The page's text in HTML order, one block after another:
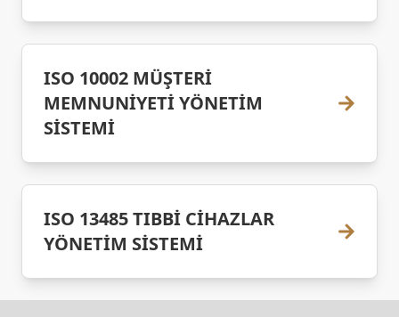
ISO 10002 MÜŞTERİ
MEMNUNİYETİ YÖNETİM
SİSTEMİ
ISO 13485 TIBBİ CİHAZLAR
YÖNETİM SİSTEMİ